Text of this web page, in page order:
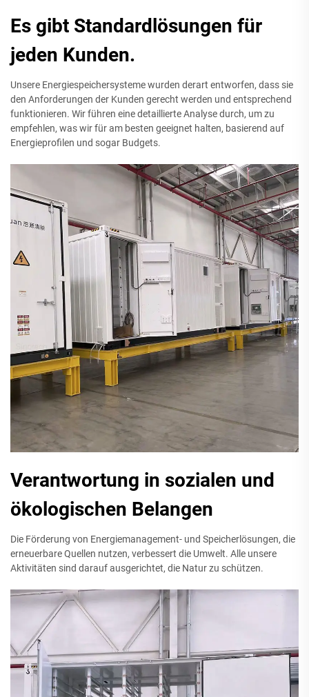
Es gibt Standardlösungen für
jeden Kunden.
Unsere Energiespeichersysteme wurden derart entworfen, dass sie
den Anforderungen der Kunden gerecht werden und entsprechend
funktionieren. Wir führen eine detaillierte Analyse durch, um zu
empfehlen, was wir für am besten geeignet halten, basierend auf
Energieprofilen und sogar Budgets.
Verantwortung in sozialen und
ökologischen Belangen
Die Förderung von Energiemanagement- und Speicherlösungen, die
erneuerbare Quellen nutzen, verbessert die Umwelt. Alle unsere
Aktivitäten sind darauf ausgerichtet, die Natur zu schützen.